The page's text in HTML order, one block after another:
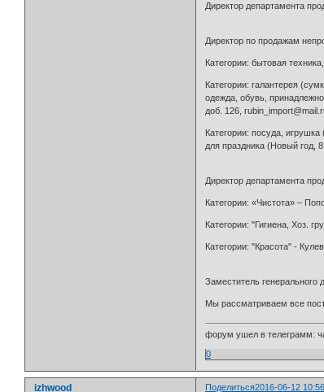
Директор департамента
Директор по продажам
Категории: бытовая
Категории: галантерея
одежда, обувь,
доб. 126,
Категории: посуда,
для праздника (Новый год,
Директор департамента
Категории: «Чистота» –
Категории: "Гигиена, Хоз.
Категории: "Красота" -
Заместитель
Мы рассматриваем все
форум ушел в телеграмм:
0
Поделиться2016-06-12
izhwood